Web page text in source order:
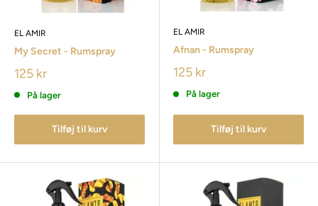
EL AMIR
My Secret - Rumspray
125 kr
På lager
Tilføj til kurv
EL AMIR
Afnan - Rumspray
125 kr
På lager
Tilføj til kurv